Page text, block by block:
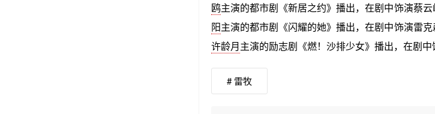
鸥主演的都市剧《新居之约》播出，在剧中饰演蔡
阳主演的都市剧《闪耀的她》播出，在剧中饰演雷
许龄月主演的励志剧《燃！沙排少女》播出，在剧中
# 雷牧